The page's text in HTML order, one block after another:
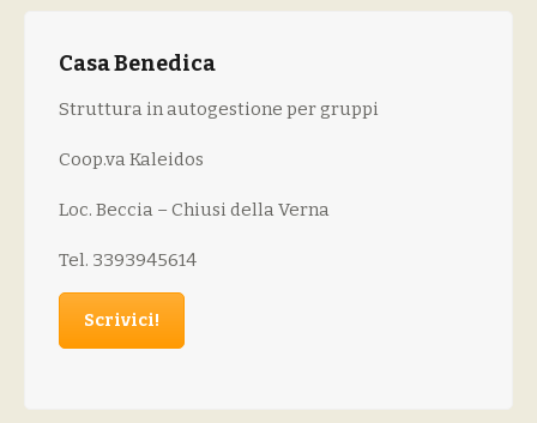
Casa Benedica
Struttura in autogestione per gruppi
Coop.va Kaleidos
Loc. Beccia – Chiusi della Verna
Tel. 3393945614
Scrivici!